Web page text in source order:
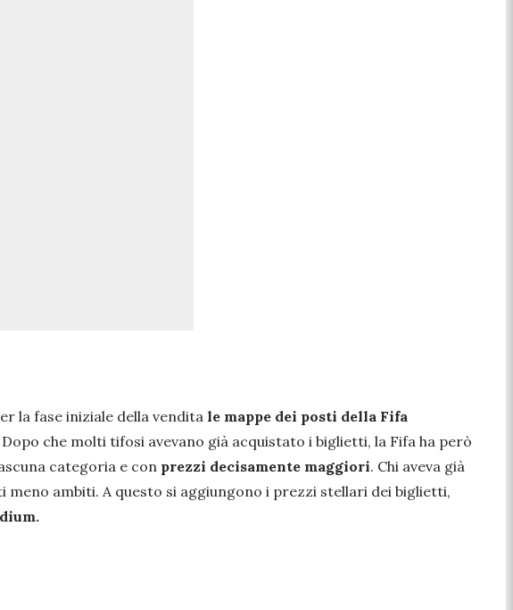
la fase iniziale della vendita le mappe dei posti della Fifa
che molti tifosi avevano già acquistato i biglietti, la Fifa ha però
categoria e con prezzi decisamente maggiori. Chi aveva già
ambiti. A questo si aggiungono i prezzi stellari dei biglietti,